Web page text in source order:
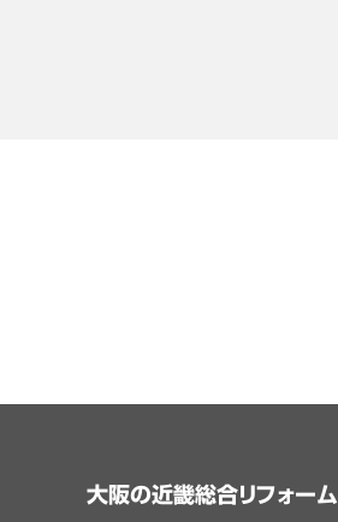
大阪の近畿総合リフォーム